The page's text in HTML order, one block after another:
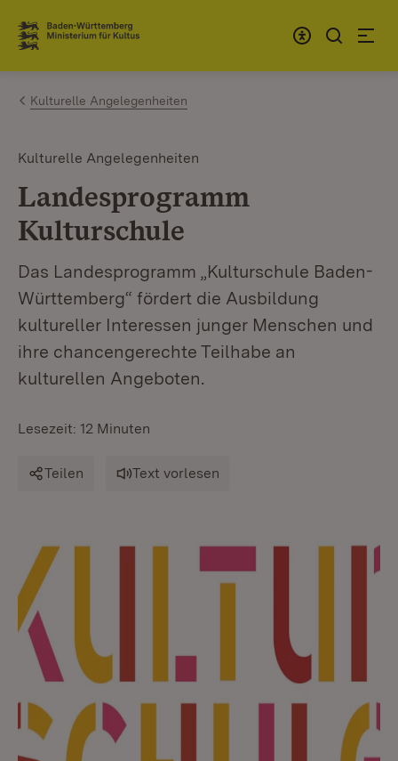
Zum Inhalt springen
Link zur Startseite
Kulturelle Angelegenheiten
Kulturelle Angelegenheiten
Landesprogramm
Kulturschule
Das Landesprogramm „Kulturschule Baden-
Württemberg“ fördert die Ausbildung
kultureller Interessen junger Menschen und
ihre chancengerechte Teilhabe an
kulturellen Angeboten.
Lesezeit: 12 Minuten
Teilen Text vorlesen